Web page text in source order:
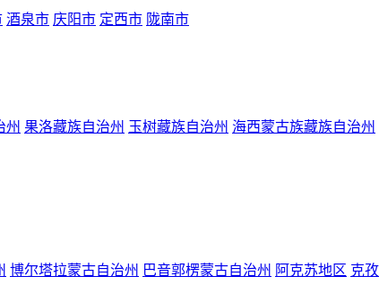
酒泉市 庆阳市 定西市 陇南市
州 果洛藏族自治州 玉树藏族自治州 海西蒙古族藏族自治州
博尔塔拉蒙古自治州 巴音郭楞蒙古自治州 阿克苏地区 克